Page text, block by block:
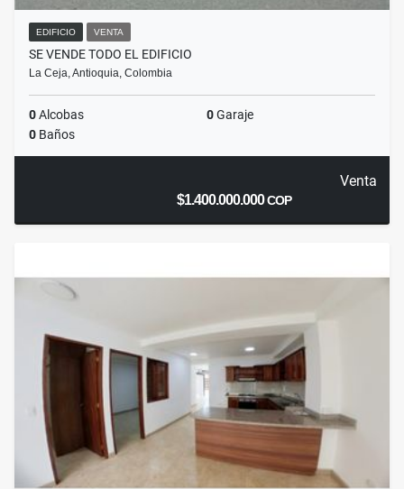
EDIFICIO VENTA
SE VENDE TODO EL EDIFICIO
La Ceja, Antioquia, Colombia
0Alcobas 0Garaje
0 Baños
Venta
$1.400.000.000COP